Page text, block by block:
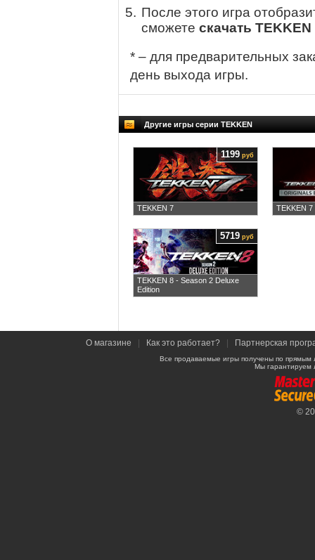
После этого игра
сможете скачать
* – для предварительных
день выхода игры.
Другие игры серии TEKKEN
TEKKEN 7
1199 руб
TEKKEN 7
TEKKEN 8 - Season 2 Deluxe
Edition
5719 руб
О магазине Как это работает? Партнерская
Все продаваемые игры получены по
Мы гарантируем
©